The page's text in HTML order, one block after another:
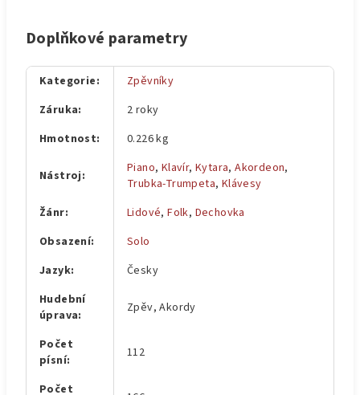
Doplňkové parametry
Kategorie:
Zpěvníky
Záruka:
2 roky
Hmotnost: 0.226 kg
Nástroj: Piano, Klavír,Kytara,Akordeon,
Trubka-Trumpeta, Klávesy
Žánr: Lidové,Folk, Dechovka
Obsazení:
Solo
Jazyk:
Česky
Hudební
úprava: Zpěv, Akordy
Počet
písní: 112
Počet